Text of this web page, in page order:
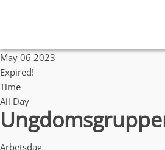
May 06 2023
Expired!
Time
All Day
Arbetsdag